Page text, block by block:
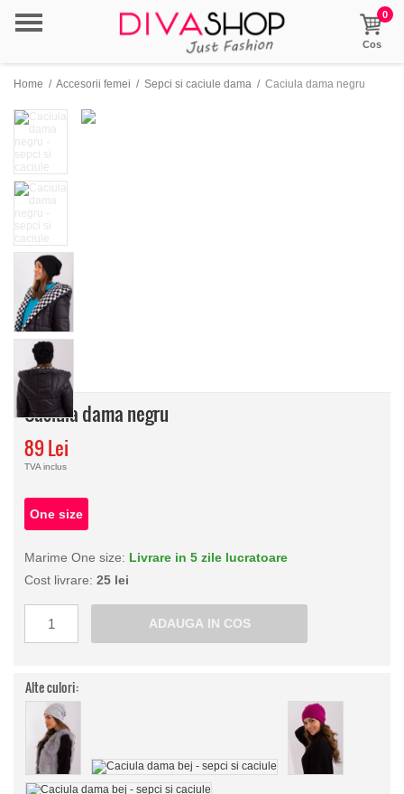
0
Cos
Home / Accesorii femei / Sepci si caciule dama / Caciula dama negru
Caciula dama negru
89 Lei
TVA inclus
One size
Marime One size: Livrare in 5 zile lucratoare
Cost livrare: 25 lei
Alte culori: